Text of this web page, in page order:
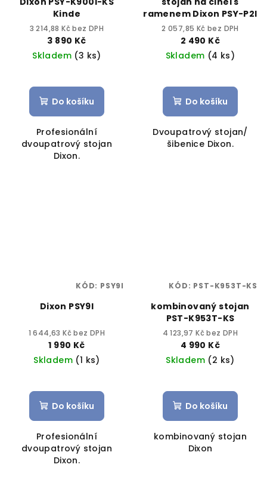
Kinde
3 214,88 Kč bez DPH
3 890 Kč
Skladem (3 ks)
Do košíku
Profesionální
dvoupatrový stojan
Dixon.
ramenem Dixon PSY-P2I
2 057,85 Kč bez DPH
2 490 Kč
Skladem (4 ks)
Do košíku
Dvoupatrový stojan/
šibenice Dixon.
Dixon PSY9I
1 644,63 Kč bez DPH
1 990 Kč
Skladem (1 ks)
Do košíku
Profesionální
dvoupatrový stojan
Dixon.
KÓD: PSY9I
kombinovaný stojan
PST-K953T-KS
4 123,97 Kč bez DPH
4 990 Kč
Skladem (2 ks)
Do košíku
kombinovaný stojan
Dixon
KÓD: PST-K953T-KS